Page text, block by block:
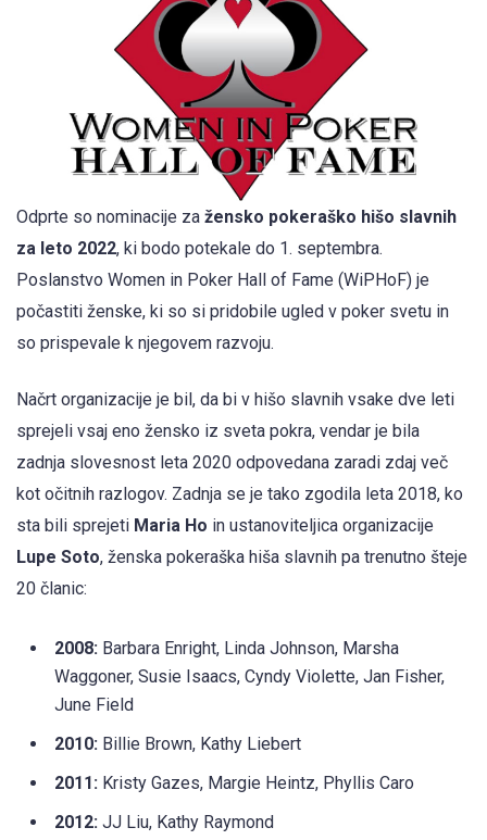
Odprte so nominacije za žensko pokeraško hišo slavnih
za leto 2022, ki bodo potekale do 1. septembra.
Poslanstvo Women in Poker Hall of Fame (WiPHoF) je
počastiti ženske, ki so si pridobile ugled v poker svetu in
so prispevale k njegovem razvoju.
Načrt organizacije je bil, da bi v hišo slavnih vsake dve leti
sprejeli vsaj eno žensko iz sveta pokra, vendar je bila
zadnja slovesnost leta 2020 odpovedana zaradi zdaj več
kot očitnih razlogov. Zadnja se je tako zgodila leta 2018, ko
sta bili sprejeti Maria Ho in ustanoviteljica organizacije
Lupe Soto, ženska pokeraška hiša slavnih pa trenutno šteje
20 članic:
2008: Barbara Enright, Linda Johnson, Marsha
Waggoner, Susie Isaacs, Cyndy Violette, Jan Fisher,
June Field
2010: Billie Brown, Kathy Liebert
2011: Kristy Gazes, Margie Heintz, Phyllis Caro
2012: JJ Liu, Kathy Raymond